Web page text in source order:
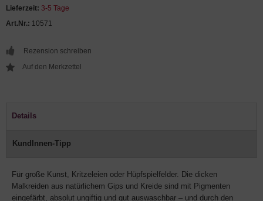
Lieferzeit: 3-5 Tage
Art.Nr.: 10571
Rezension schreiben
Details
KundInnen-Tipp
Für große Kunst, Kritzeleien oder Hüpfspielfelder. Die dicken
Malkreiden aus natürlichem Gips und Kreide sind mit Pigmenten
eingefärbt, absolut ungiftig und gut auswaschbar – und durch den